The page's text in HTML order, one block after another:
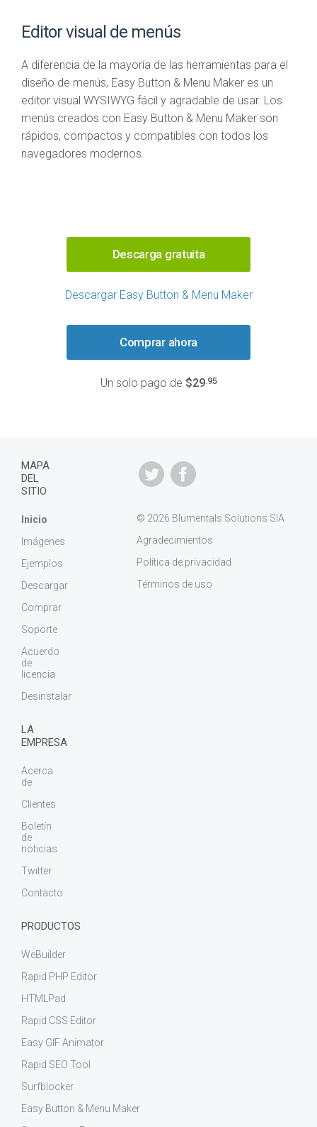
Editor visual de menús
A diferencia de la mayoría de las herramientas para el
diseño de menús, Easy Button & Menu Maker es un
editor visual WYSIWYG fácil y agradable de usar. Los
menús creados con Easy Button & Menu Maker son
rápidos, compactos y compatibles con todos los
navegadores modernos.
Descarga gratuita
Descargar Easy Button & Menu Maker
Comprar ahora
Un solo pago de $29.95
© 2026 Blumentals Solutions SIA
Agradecimientos
Política de privacidad
Términos de uso
MAPA
DEL
SITIO
Inicio
Imágenes
Ejemplos
Descargar
Comprar
Soporte
Acuerdo
de
licencia
Desinstalar
LA
EMPRESA
Acerca
de
Clientes
Boletín
de
noticias
Twitter
Contacto
PRODUCTOS
WeBuilder
Rapid PHP Editor
HTMLPad
Rapid CSS Editor
Easy GIF Animator
Rapid SEO Tool
Surfblocker
Easy Button & Menu Maker